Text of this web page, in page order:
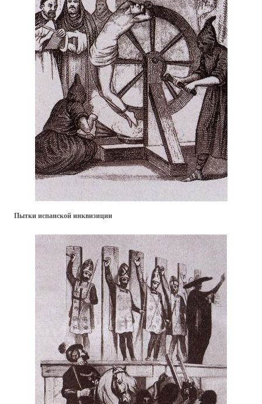
Пытки испанской инквизиции